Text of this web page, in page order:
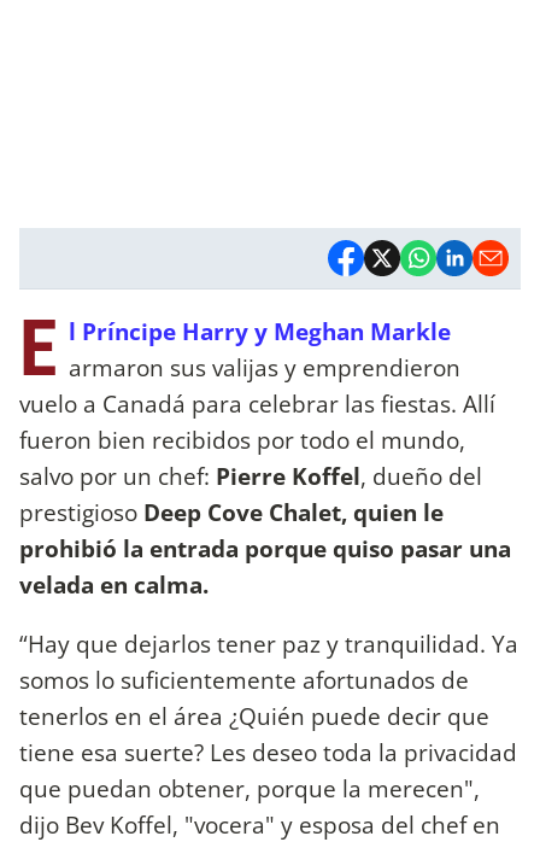
E l Príncipe Harry y Meghan Markle
armaron sus valijas y emprendieron
vuelo a Canadá para celebrar las fiestas. Allí
fueron bien recibidos por todo el mundo,
salvo por un chef: Pierre Koffel, dueño del
prestigioso Deep Cove Chalet, quien le
prohibió la entrada porque quiso pasar una
velada en calma.
“Hay que dejarlos tener paz y tranquilidad. Ya
somos lo suficientemente afortunados de
tenerlos en el área ¿Quién puede decir que
tiene esa suerte? Les deseo toda la privacidad
que puedan obtener, porque la merecen",
dijo Bev Koffel, "vocera" y esposa del chef en